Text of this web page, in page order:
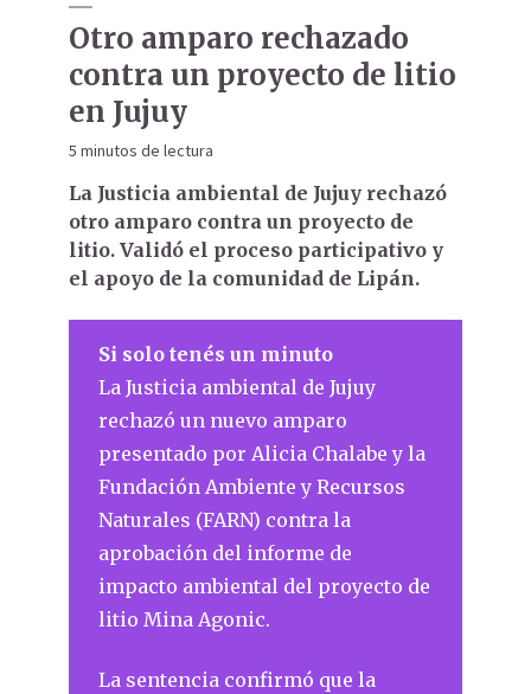
Otro amparo rechazado
contra un proyecto de litio
en Jujuy
5 minutos de lectura
La Justicia ambiental de Jujuy rechazó
otro amparo contra un proyecto de
litio. Validó el proceso participativo y
el apoyo de la comunidad de Lipán.
Si solo tenés un minuto
La Justicia ambiental de Jujuy
rechazó un nuevo amparo
presentado por Alicia Chalabe y la
Fundación Ambiente y Recursos
Naturales (FARN) contra la
aprobación del informe de
impacto ambiental del proyecto de
litio Mina Agonic.
La sentencia confirmó que la